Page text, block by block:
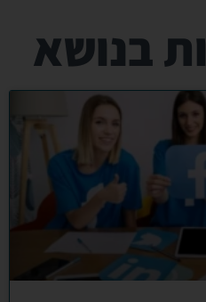
בנושא